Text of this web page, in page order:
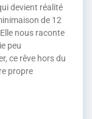
devient réalité
de 12
nous raconte
peu
ce rêve hors du
propre